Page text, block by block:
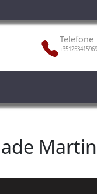
Telefone
+351253415969